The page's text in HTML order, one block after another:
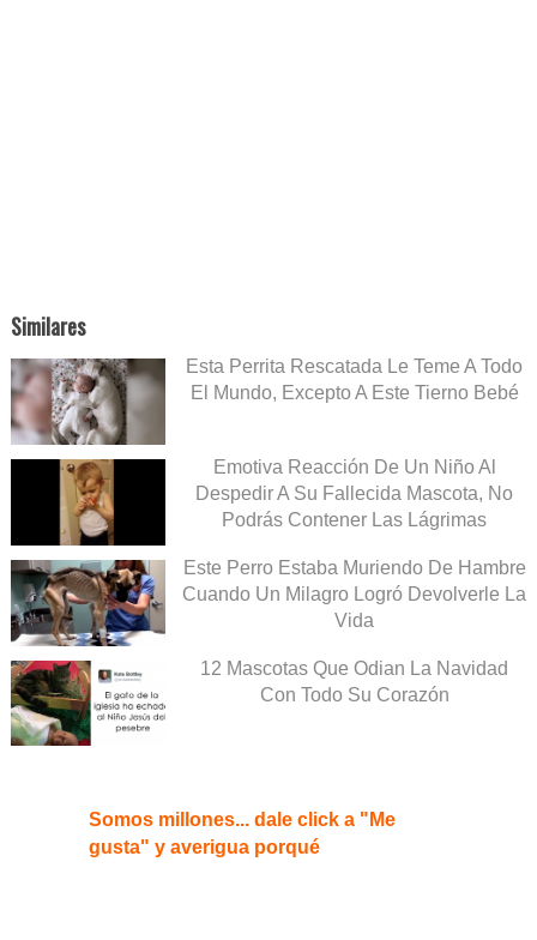
Similares
Esta Perrita Rescatada Le Teme A Todo
El Mundo, Excepto A Este Tierno Bebé
Emotiva Reacción De Un Niño Al
Despedir A Su Fallecida Mascota, No
Podrás Contener Las Lágrimas
Este Perro Estaba Muriendo De Hambre
Cuando Un Milagro Logró Devolverle La
Vida
12 Mascotas Que Odian La Navidad
Con Todo Su Corazón
Somos millones... dale click a "Me
gusta" y averigua porqué